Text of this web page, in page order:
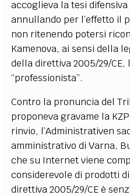
accoglieva la tesi
annullando per l’effetto il
non ritenendo potersi
Kamenova, ai sensi della
della direttiva 2005/29/CE,
“professionista”.
Contro la pronuncia del
proponeva gravame la
rinvio, l’Administrativen
amministrativo di Varna,
che su Internet viene
considerevole di prodotti
direttiva 2005/29/CE è